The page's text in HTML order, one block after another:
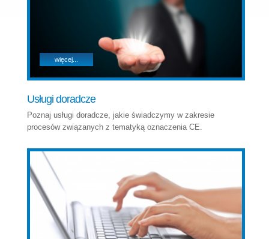
więcej...
Usługi doradcze
Poznaj usługi doradcze, jakie świadczymy w zakresie
procesów związanych z tematyką oznaczenia CE.